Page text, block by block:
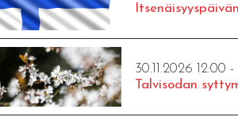
30.11.2026 12:00
Talvisodan